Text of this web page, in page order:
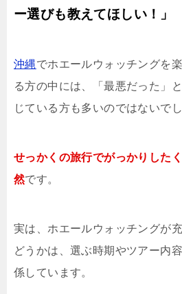
ー選びも教えてほしい！」
沖縄でホエールウォッチングを
る方の中には、「最悪だった」
じている方も多いのではないでし
せっかくの旅行でがっかりした
然です。
実は、ホエールウォッチングが
どうかは、選ぶ時期やツアー内
係しています。